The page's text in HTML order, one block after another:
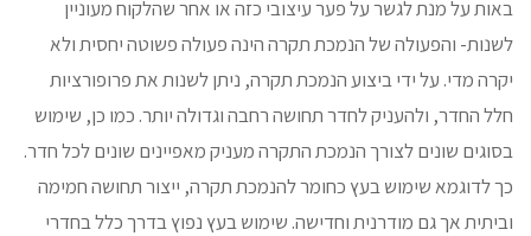
באות על מנת לגשר על פער עיצובי כזה או אחר שהלקוח מעוניין
לשנות- והפעולה של הנמכת תקרה הינה פעולה פשוטה יחסית ולא
יקרה מדי. על ידי ביצוע הנמכת תקרה, ניתן לשנות את פרופורציות
חלל החדר, ולהעניק לחדר תחושה רחבה וגדולה יותר. כמו כן, שימוש
בסוגים שונים לצורך הנמכת התקרה מעניק מאפיינים שונים לכל חדר.
כך לדוגמא שימוש בעץ כחומר להנמכת תקרה, ייצור תחושה חמימה
וביתית אך גם מודרנית וחדישה. שימוש בעץ נפוץ בדרך כלל בחדרי